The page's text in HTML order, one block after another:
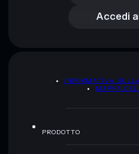
Accedi
INFORMATIVA
MAPPA DEL
PRODOTTO